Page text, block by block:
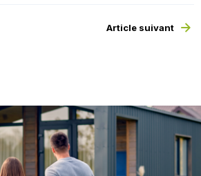
Article suivant